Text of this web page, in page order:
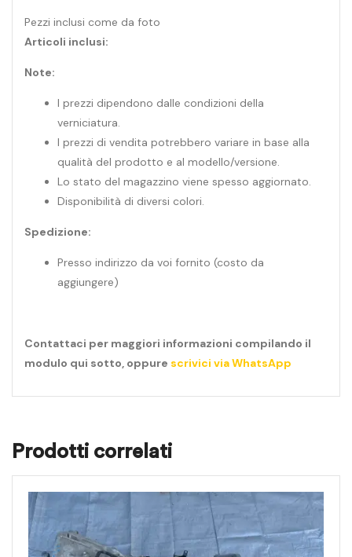
Pezzi inclusi come da foto
Articoli inclusi:
Note:
I prezzi dipendono dalle condizioni della
verniciatura.
I prezzi di vendita potrebbero variare in base alla
qualità del prodotto e al modello/versione.
Lo stato del magazzino viene spesso aggiornato.
Disponibilità di diversi colori.
Spedizione:
Presso indirizzo da voi fornito (costo da
aggiungere)
Contattaci per maggiori informazioni compilando il
modulo qui sotto, oppure scrivici via WhatsApp
Prodotti correlati